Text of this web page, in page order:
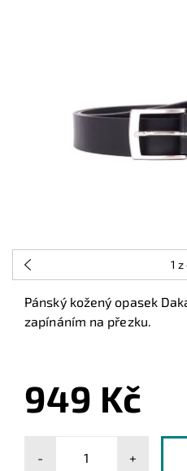
1 z
Pánský kožený opasek
zapínáním na přezku.
949 Kč
- +